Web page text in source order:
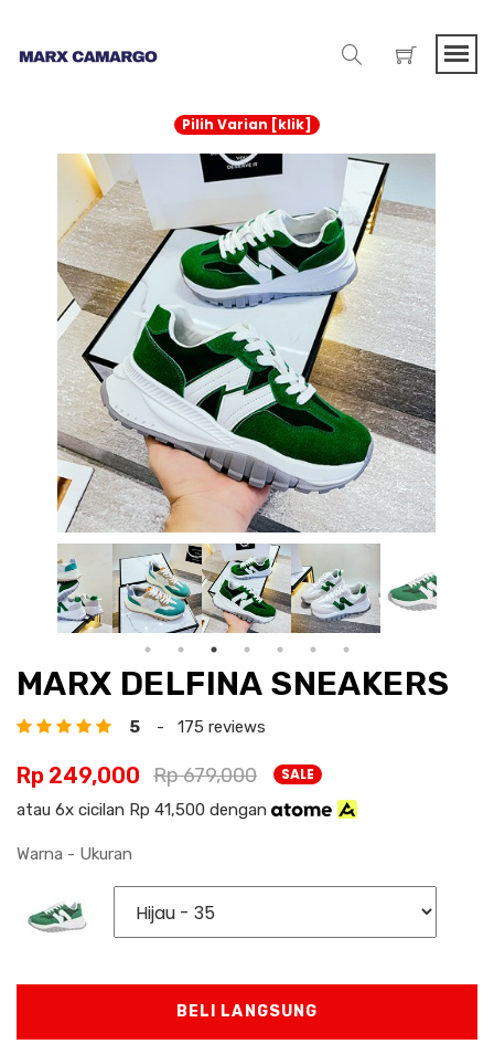
Pilih Varian [klik]
MARX DELFINA SNEAKERS
5 - 175 reviews
Rp 249,000 Rp 679,000 SALE
atau 6x cicilan Rp 41,500 dengan
Warna - Ukuran